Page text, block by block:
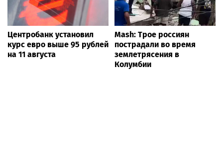
Центробанк установил
курс евро выше 95 рублей
на 11 августа
Mash: Трое россиян
пострадали во время
землетрясения в
Колумбии